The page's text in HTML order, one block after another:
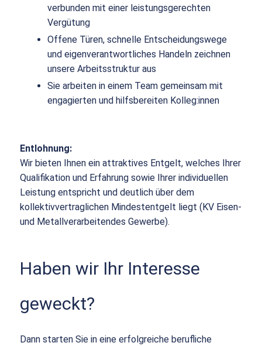
verbunden mit einer leistungsgerechten
Vergütung
Offene Türen, schnelle Entscheidungswege
und eigenverantwortliches Handeln zeichnen
unsere Arbeitsstruktur aus
Sie arbeiten in einem Team gemeinsam mit
engagierten und hilfsbereiten Kolleg:innen
Entlohnung:
Wir bieten Ihnen ein attraktives Entgelt, welches Ihrer
Qualifikation und Erfahrung sowie Ihrer individuellen
Leistung entspricht und deutlich über dem
kollektivvertraglichen Mindestentgelt liegt (KV Eisen-
und Metallverarbeitendes Gewerbe).
Haben wir Ihr Interesse
geweckt?
Dann starten Sie in eine erfolgreiche berufliche